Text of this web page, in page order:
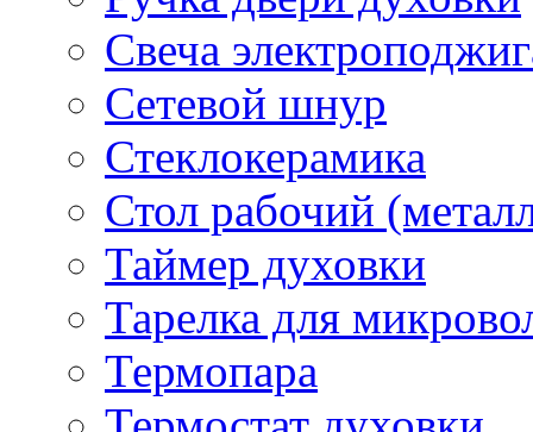
Свеча
Сетевой шнур
Стеклокерамика
Стол рабочий
Таймер духовки
Тарелка для
Термопара